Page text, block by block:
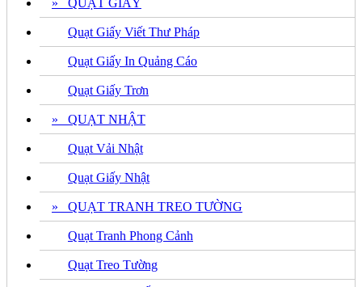
» QUẠT GIẤY
Quạt Giấy Viết Thư Pháp
Quạt Giấy In Quảng Cáo
Quạt Giấy Trơn
» QUẠT NHẬT
Quạt Vải Nhật
Quạt Giấy Nhật
» QUẠT TRANH TREO TƯỜNG
Quạt Tranh Phong Cảnh
Quạt Treo Tường